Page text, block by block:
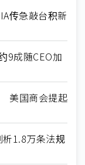
传急敲台积新
9成随CEO加
美国商会提起
1.8万条法规